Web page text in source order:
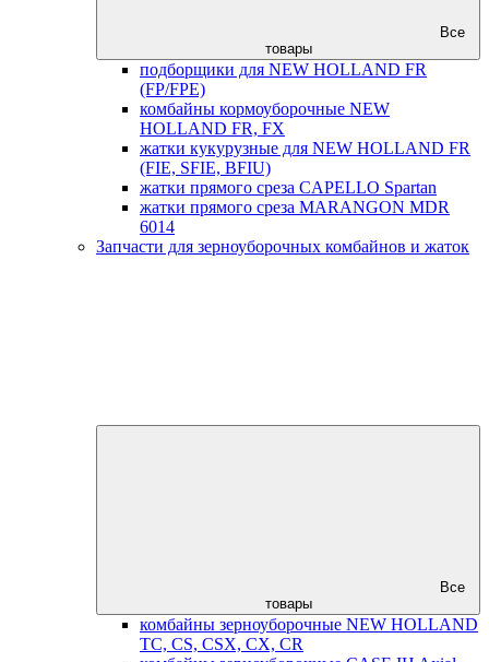
Все
товары
подборщики для NEW HOLLAND FR
(FP/FPE)
комбайны кормоуборочные NEW
HOLLAND FR, FX
жатки кукурузные для NEW HOLLAND FR
(FIE, SFIE, BFIU)
жатки прямого среза CAPELLO Spartan
жатки прямого среза MARANGON MDR
6014
Запчасти для зерноуборочных комбайнов и жаток
Все
товары
комбайны зерноуборочные NEW HOLLAND
TC, CS, CSX, CX, CR